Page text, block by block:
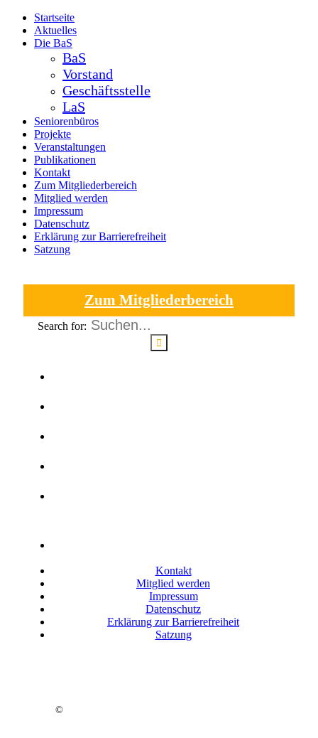
Startseite
Aktuelles
Die BaS
BaS
Vorstand
Geschäftsstelle
LaS
Seniorenbüros
Projekte
Veranstaltungen
Publikationen
Kontakt
Zum Mitgliederbereich
Mitglied werden
Impressum
Datenschutz
Erklärung zur Barrierefreiheit
Satzung
Zum Mitgliederbereich
Search for:
Kontakt
Mitglied werden
Impressum
Datenschutz
Erklärung zur Barrierefreiheit
Satzung
©